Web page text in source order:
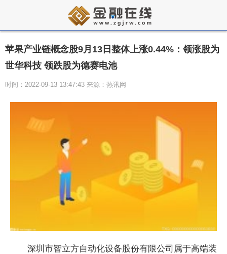
苹果产业链概念股9月13日整体上涨0.44%：领涨股为
世华科技 领跌股为德赛电池
时间：2022-09-13 13:47:43 来源：热讯网
深圳市智立方自动化设备股份有限公司属于高端装